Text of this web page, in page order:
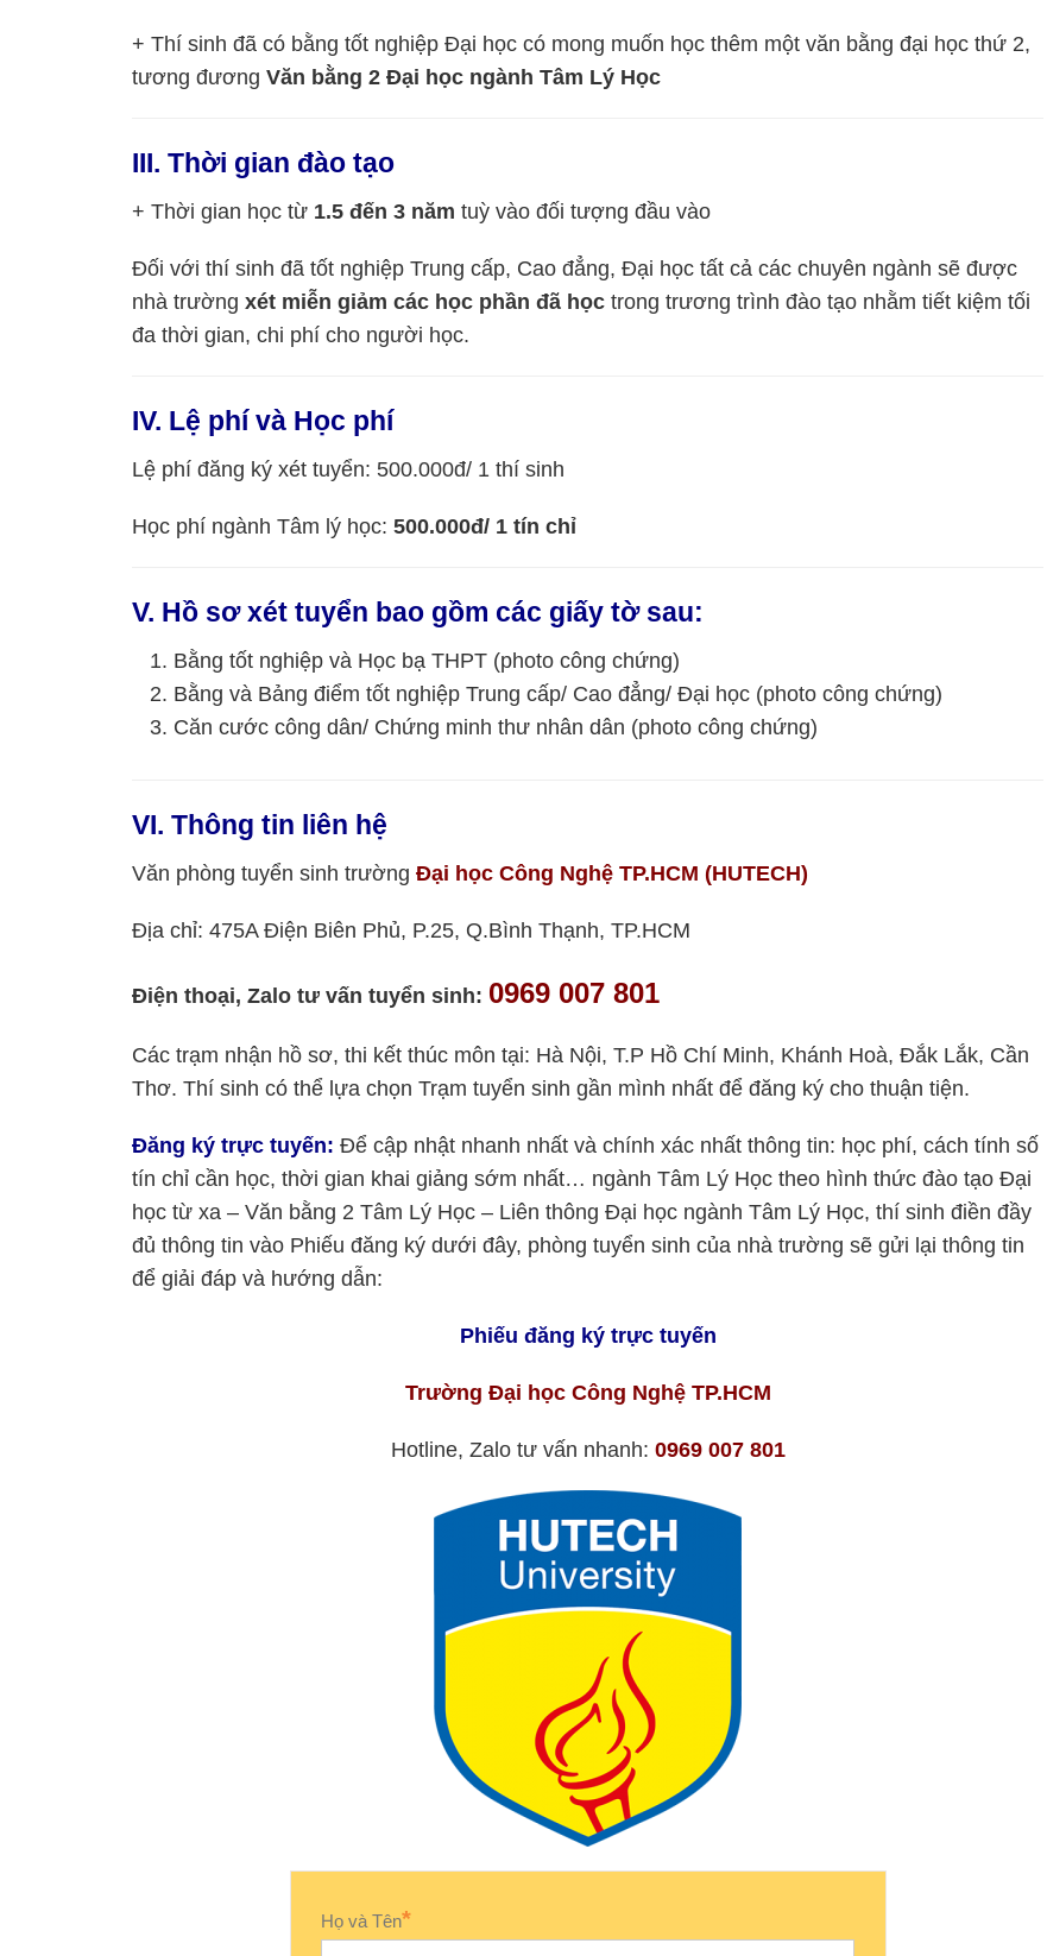
+ Thí sinh đã có bằng tốt nghiệp Đại học có mong muốn học thêm một văn bằng đại học thứ 2,
tương đương Văn bằng 2 Đại học ngành Tâm Lý Học
III. Thời gian đào tạo
+ Thời gian học từ 1.5 đến 3 năm tuỳ vào đối tượng đầu vào
Đối với thí sinh đã tốt nghiệp Trung cấp, Cao đẳng, Đại học tất cả các chuyên ngành sẽ được
nhà trường xét miễn giảm các học phần đã học trong trương trình đào tạo nhằm tiết kiệm tối
đa thời gian, chi phí cho người học.
IV. Lệ phí và Học phí
Lệ phí đăng ký xét tuyển: 500.000đ/ 1 thí sinh
Học phí ngành Tâm lý học: 500.000đ/ 1 tín chỉ
V. Hồ sơ xét tuyển bao gồm các giấy tờ sau:
Bằng tốt nghiệp và Học bạ THPT (photo công chứng)
Bằng và Bảng điểm tốt nghiệp Trung cấp/ Cao đẳng/ Đại học (photo công chứng)
Căn cước công dân/ Chứng minh thư nhân dân (photo công chứng)
VI. Thông tin liên hệ
Văn phòng tuyển sinh trường Đại học Công Nghệ TP.HCM (HUTECH)
Địa chỉ: 475A Điện Biên Phủ, P.25, Q.Bình Thạnh, TP.HCM
Điện thoại, Zalo tư vấn tuyển sinh: 0969 007 801
Các trạm nhận hồ sơ, thi kết thúc môn tại: Hà Nội, T.P Hồ Chí Minh, Khánh Hoà, Đắk Lắk, Cần
Thơ. Thí sinh có thể lựa chọn Trạm tuyển sinh gần mình nhất để đăng ký cho thuận tiện.
Đăng ký trực tuyến: Để cập nhật nhanh nhất và chính xác nhất thông tin: học phí, cách tính số
tín chỉ cần học, thời gian khai giảng sớm nhất… ngành Tâm Lý Học theo hình thức đào tạo Đại
học từ xa – Văn bằng 2 Tâm Lý Học – Liên thông Đại học ngành Tâm Lý Học, thí sinh điền đầy
đủ thông tin vào Phiếu đăng ký dưới đây, phòng tuyển sinh của nhà trường sẽ gửi lại thông tin
để giải đáp và hướng dẫn:
Phiếu đăng ký trực tuyến
Trường Đại học Công Nghệ TP.HCM
Hotline, Zalo tư vấn nhanh: 0969 007 801